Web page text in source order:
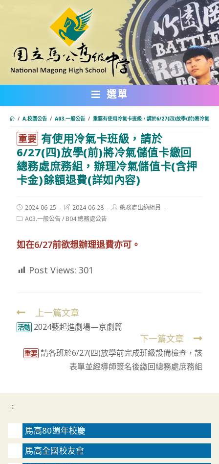
內
選單
/ A.校園公告 / A03.一般公告 / 重要有使用冷氣卡班級，請於6/27(四)放學(前)將冷氣儲
重要 有使用冷氣卡班級，請於
6/27(四)放學(前)將冷氣儲值卡繳回
總務處庶務組，辦理冷氣儲值卡(含押
卡金)餘額退費(詳如內容)
Post
published:
2024-06-25
Post
modified:
2024-06-28
Post總務處出納組員
PostA03.一般公告/ B04.總務處公告
如在6/27前欲想辦理退費亦可。
Post Views: 301
Read
more
上一篇文章
活動 2024藝起進劇場—京劇篇
下一篇文章
重要 請各班於6/27(四)放學前完成班級設備檢查，該
表單並經導師簽名後繳回總務處庶務組
:::
馬高80週年校慶
馬高全國校友會